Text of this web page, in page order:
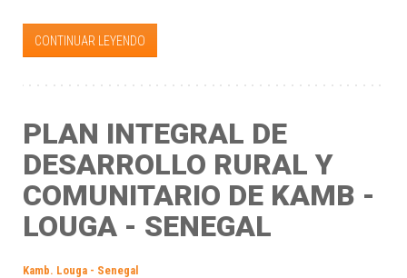
CONTINUAR LEYENDO
PLAN INTEGRAL DE
DESARROLLO RURAL Y
COMUNITARIO DE KAMB -
LOUGA - SENEGAL
Kamb. Louga - Senegal